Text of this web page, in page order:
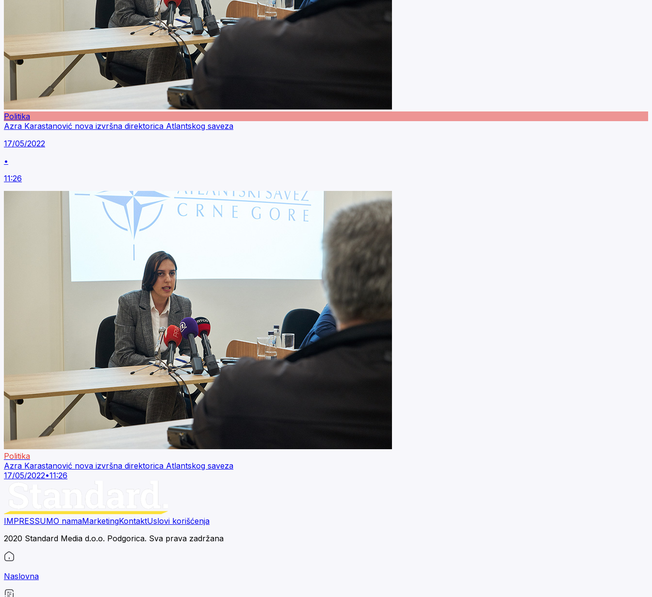
Politika
Azra Karastanović nova izvršna direktorica Atlantskog saveza
17/05/2022
•
11:26
Politika
Azra Karastanović nova izvršna direktorica Atlantskog saveza
17/05/2022•11:26
IMPRESSUMO namaMarketingKontaktUslovi korišćenja
2020 Standard Media d.o.o. Podgorica. Sva prava zadržana
Naslovna